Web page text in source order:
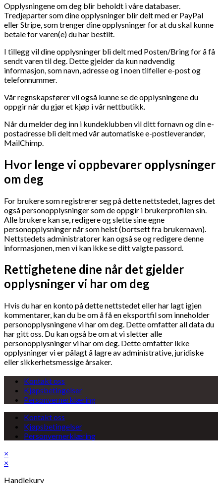
Opplysningene om deg blir beholdt i våre databaser.
Tredjeparter som dine opplysninger blir delt med er PayPal
eller Stripe, som trenger dine opplysninger for at du skal kunne
betale for varen(e) du har bestilt.
I tillegg vil dine opplysninger bli delt med Posten/Bring for å få
sendt varen til deg. Dette gjelder da kun nødvendig
informasjon, som navn, adresse og i noen tilfeller e-post og
telefonnummer.
Vår regnskapsfører vil også kunne se de opplysningene du
oppgir når du gjør et kjøp i vår nettbutikk.
Når du melder deg inn i kundeklubben vil ditt fornavn og din e-
postadresse bli delt med vår automatiske e-postleverandør,
MailChimp.
Hvor lenge vi oppbevarer opplysninger
om deg
For brukere som registrerer seg på dette nettstedet, lagres det
også personopplysninger som de oppgir i brukerprofilen sin.
Alle brukere kan se, redigere og slette sine egne
personopplysninger når som helst (bortsett fra brukernavn).
Nettstedets administratorer kan også se og redigere denne
informasjonen, men vi kan ikke se ditt valgte passord.
Rettighetene dine når det gjelder
opplysninger vi har om deg
Hvis du har en konto på dette nettstedet eller har lagt igjen
kommentarer, kan du be om å få en eksportfil som inneholder
personopplysningene vi har om deg. Dette omfatter all data du
har gitt oss. Du kan også be om at vi sletter alle
personopplysninger vi har om deg. Dette omfatter ikke
opplysninger vi er pålagt å lagre av administrative, juridiske
eller sikkerhetsmessige årsaker.
Kontakt oss
Kjøpsbetingelser
Personvernerklæring
Kontakt oss
Kjøpsbetingelser
Personvernerklæring
×
×
Handlekurv